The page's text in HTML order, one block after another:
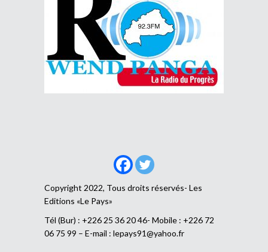
Copyright 2022, Tous droits réservés- Les
Editions «Le Pays»
Tél (Bur) : +226 25 36 20 46- Mobile : +226 72
06 75 99 – E-mail : lepays91@yahoo.fr